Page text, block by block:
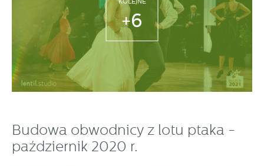
+6
Budowa obwodnicy z lotu ptaka -
październik 2020 r.